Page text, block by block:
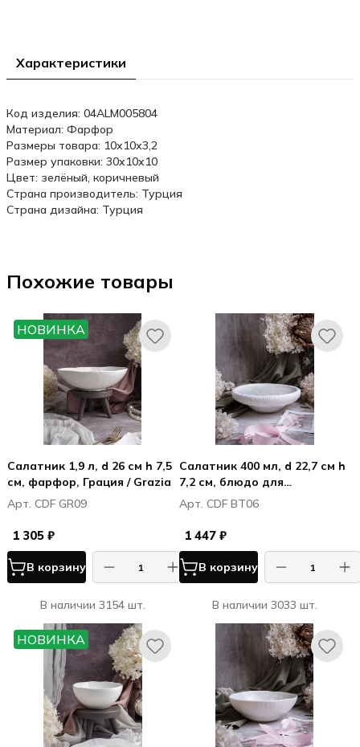
Характеристики
Код изделия: 04ALM005804
Материал: Фарфор
Размеры товара: 10х10х3,2
Размер упаковки: 30x10x10
Цвет: зелёный, коричневый
Страна производитель: Турция
Страна дизайна: Турция
Похожие товары
НОВИНКА
Салатник 1,9 л, d 26 см h 7,5
см, фарфор, Грация / Grazia
Арт. CDF GR09
1 305 ₽
В корзину
В наличии 3154 шт.
Салатник 400 мл, d 22,7 см h
7,2 см, блюдо для
морепродуктов, Болетус /
Boletus
Арт. CDF BT06
1 447 ₽
В корзину
В наличии 3033 шт.
НОВИНКА